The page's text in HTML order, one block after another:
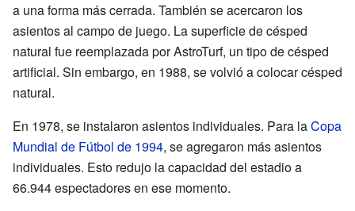
a una forma más cerrada. También se acercaron los
asientos al campo de juego. La superficie de césped
natural fue reemplazada por AstroTurf, un tipo de césped
artificial. Sin embargo, en 1988, se volvió a colocar césped
natural.
En 1978, se instalaron asientos individuales. Para laCopa
Mundial de Fútbol de 1994, se agregaron más asientos
individuales. Esto redujo la capacidad del estadio a
66.944 espectadores en ese momento.